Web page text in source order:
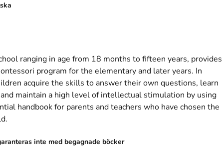
ranging in age from 18 months to fifteen years, provides
program for the elementary and later years. In
acquire the skills to answer their own questions, learn
maintain a high level of intellectual stimulation by using
handbook for parents and teachers who have chosen the
inte med begagnade böcker